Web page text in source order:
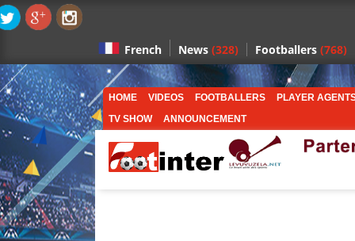
French News (328) Footballers (768)
HOME VIDEOS FOOTBALLERS
PLAYER
TV SHOW
ANNOUNCEMENT